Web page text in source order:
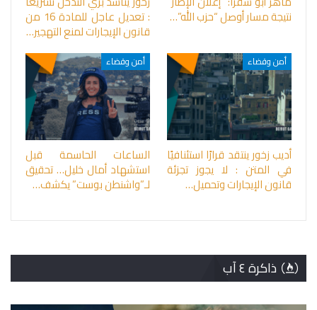
نتيجة مسار أوصل “حزب الله”… : تعديل عاجل للمادة 16 من
قانون الإيجارات لمنع التهجير…
أمن وقضاء
أديب زخور ينتقد قرارًا استئنافيًا
في المتن : لا يجوز تجزئة
قانون الإيجارات وتحميل…
أمن وقضاء
الساعات الحاسمة قبل
استشهاد أمال خليل… تحقيق
لـ”واشنطن بوست” يكشف…
ذاكرة ٤ آب